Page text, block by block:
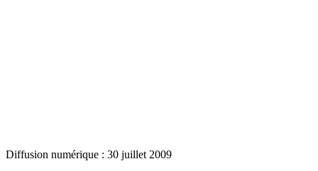
Diffusion numérique : 30 juillet 2009